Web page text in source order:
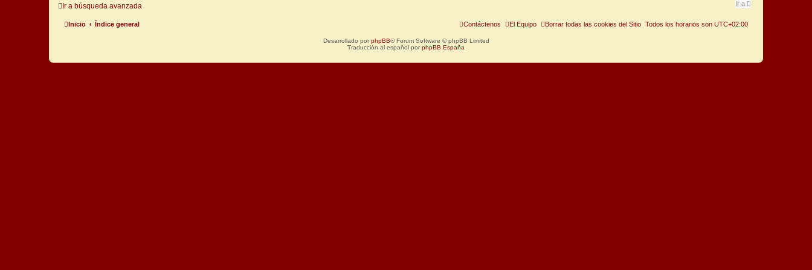
Ir a búsqueda avanzada Ir a
Inicio Índice general Todos los horarios son UTC+02:00
Borrar todas las cookies del Sitio
El Equipo
Contáctenos
Desarrollado por phpBB® Forum Software © phpBB Limited
Traducción al español por phpBB España